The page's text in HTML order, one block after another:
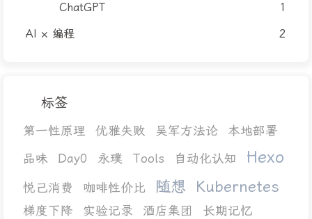
ChatGPT
1
AI × 编程
2
标签
第一性原理 优雅失败 吴军方法论
本地部署
品味
Day0 永璞 Tools 自动化认知 Hexo
悦己消费 咖啡性价比 随想 Kubernetes
梯度下降 实验记录 酒店集团
长期记忆